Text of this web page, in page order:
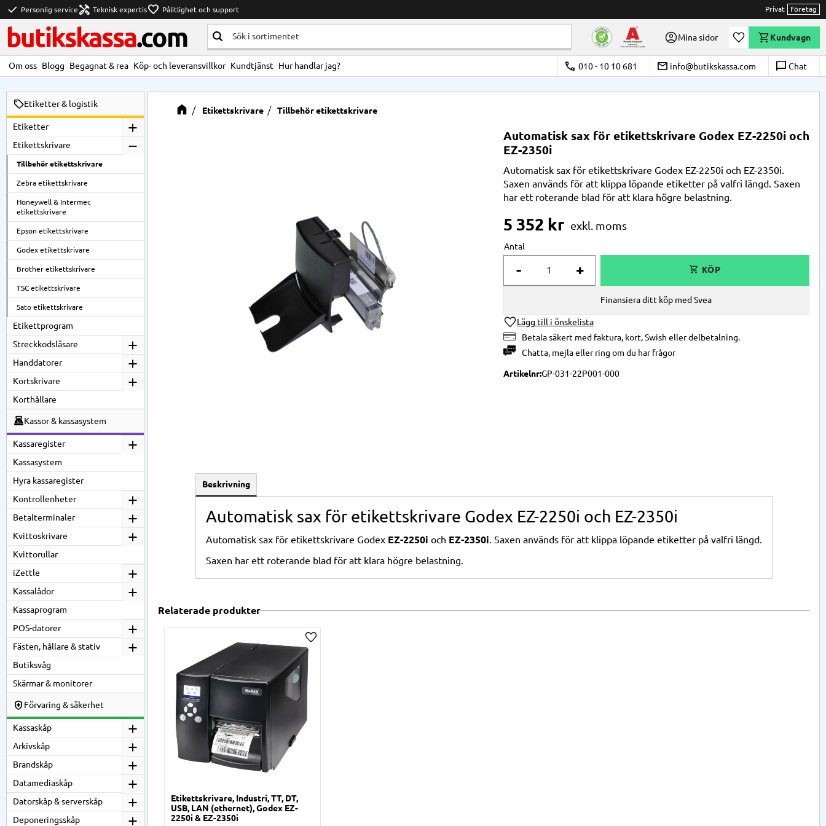
check Personlig servicehandyman Teknisk expertisfavorite Pålitlighet och support Privat Företag
butikskassa.com Mina sidor Önskelista
Kundvagn
Om oss Blogg Begagnat & rea Köp- och leveransvillkor Kundtjänst Hur handlar jag? call 010 - 10 10 681 email info@butikskassa.com chat_bubble_outline Chat
Etikettskrivare Tillbehör etikettskrivare
Automatisk sax för etikettskrivare Godex EZ-2250i och
EZ-2350i
Automatisk sax för etikettskrivare Godex EZ-2250i och EZ-2350i.
Saxen används för att klippa löpande etiketter på valfri längd. Saxen
har ett roterande blad för att klara högre belastning.
5 352 kr
Antal
+
-
Lägg till i önskelista
Betala säkert med faktura, kort, Swish eller delbetalning.
Chatta, mejlaellerring om du har frågor
Finansiera ditt köp med Svea
ArtikelnrGP-031-22P001-000
Beskrivning
Automatisk sax för etikettskrivare Godex EZ-2250i och EZ-2350i
Automatisk sax för etikettskrivare Godex EZ-2250i och EZ-2350i . Saxen används för att klippa löpande etiketter på valfri längd.
Saxen har ett roterande blad för att klara högre belastning.
Relaterade produkter
Etikettskrivare, Industri, TT, DT,
USB, LAN (ethernet), Godex EZ-
2250i & EZ-2350i
Lägg till i önskelista
Etiketter & logistik
Etiketter
Etikettskrivare
Tillbehör etikettskrivare
Zebra etikettskrivare
Honeywell & Intermec
etikettskrivare
Epson etikettskrivare
Godex etikettskrivare
Brother etikettskrivare
TSC etikettskrivare
Sato etikettskrivare
Etikettprogram
Streckkodsläsare
Handdatorer
Kortskrivare
Korthållare
Kassor & kassasystem
Kassaregister
Kassasystem
Hyra kassaregister
Kontrollenheter
Betalterminaler
Kvittoskrivare
Kvittorullar
iZettle
Kassalådor
Kassaprogram
POS-datorer
Fästen, hållare & stativ
Butiksvåg
Skärmar & monitorer
Förvaring & säkerhet
Kassaskåp
Arkivskåp
Brandskåp
Datamediaskåp
Datorskåp & serverskåp
Deponeringsskåp